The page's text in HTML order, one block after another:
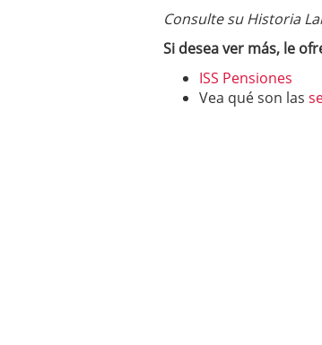
Consulte su Historia
Si desea ver más, le
ISS Pensiones
Vea qué son las